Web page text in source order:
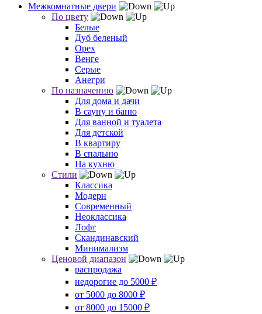
Межкомнатные двери
По цвету
Белые
Дуб беленый
Орех
Венге
Серые
Анегри
По назначению
Для дома и дачи
В сауну и баню
Для ванной и туалета
Для детской
В квартиру
В спальню
На кухню
Стили
Классика
Модерн
Современный
Неоклассика
Лофт
Скандинавский
Минимализм
Ценовой диапазон
распродажа
недорогие до 5000 ₽
от 5000 до 8000 ₽
от 8000 до 15000 ₽